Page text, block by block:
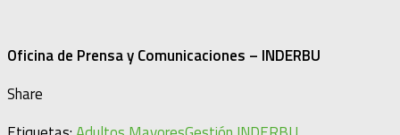
Oficina de Prensa y Comunicaciones – INDERBU
Share